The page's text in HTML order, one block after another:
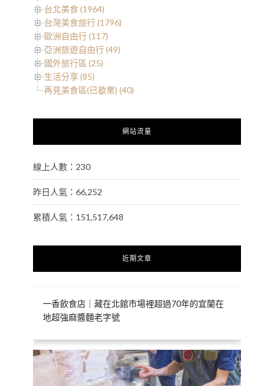
台北美食 (1964)
台灣美食旅行 (1796)
歐洲自由行 (117)
亞洲旅遊自由行 (49)
國外旅行區 (25)
生活分享 (85)
再見美食區(已歇業) (40)
網站流量
線上人數：230
昨日人氣：66,252
累積人氣：151,517,648
近期文章
一香飲食店｜藏在北館市場裡超過70年的宜蘭在
地超強麻醬麵老字號